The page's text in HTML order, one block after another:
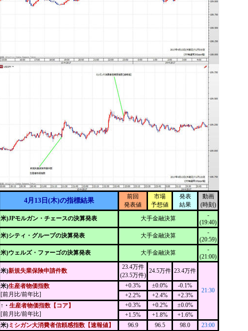
4月13日(木)の指標結果
前回
発表値
市場
予想値
発表
結果
動画
(時刻)
米)JPモルガン・チェースの決算発表
大手金融決算
-
(19:40)
米)シティ・グループの決算発表
大手金融決算
-
(20:59)
米)ウェルズ・ファーゴの決算発表
大手金融決算
-
(21:00)
米)新規失業保険申請件数
23.4万件
(23.5万件)
24.5万件 23.4万件
21:30
米)生産者物価指数
[前月比/前年比]
+0.3% ±0.0%
-0.1%
+2.2%
+2.4%
+2.3%
↑・ 生産者物価指数【コア】
[前月比/前年比]
+0.3% +0.2%
±0.0%
+1.5%
+1.8%
+1.6%
米) ミシガン大消費者信頼感指数【速報値】 96.9 96.5 98.0 23:00